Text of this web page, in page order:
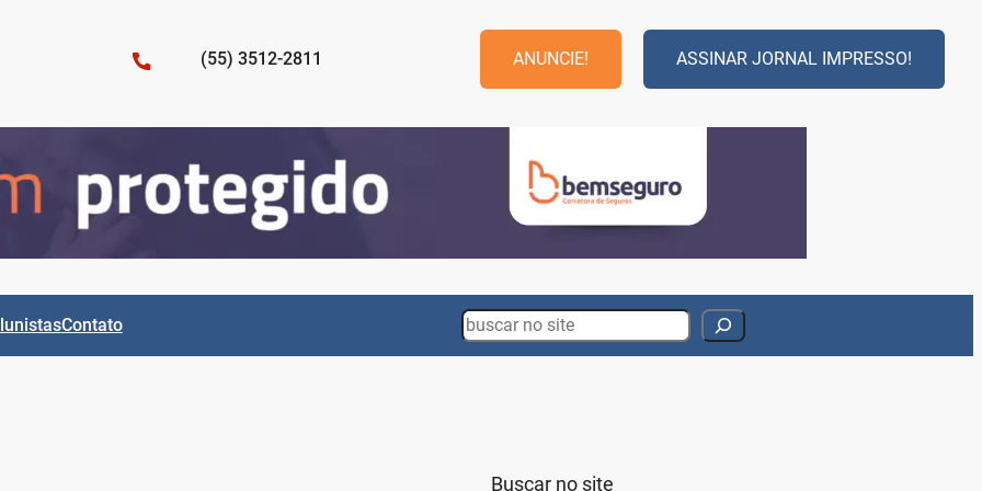
(55) 3512-2811 ANUNCIE! ASSINAR JORNAL IMPRESSO!
Contato Search
Buscar no site